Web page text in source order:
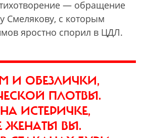
— обращение
Смелякову, с которым
яростно спорил в ЦДЛ.
И ОБЕЗЛИЧКИ,
ПЛОТВЫ.
ИСТЕРИЧКЕ,
ЖЕНАТЫ ВЫ.